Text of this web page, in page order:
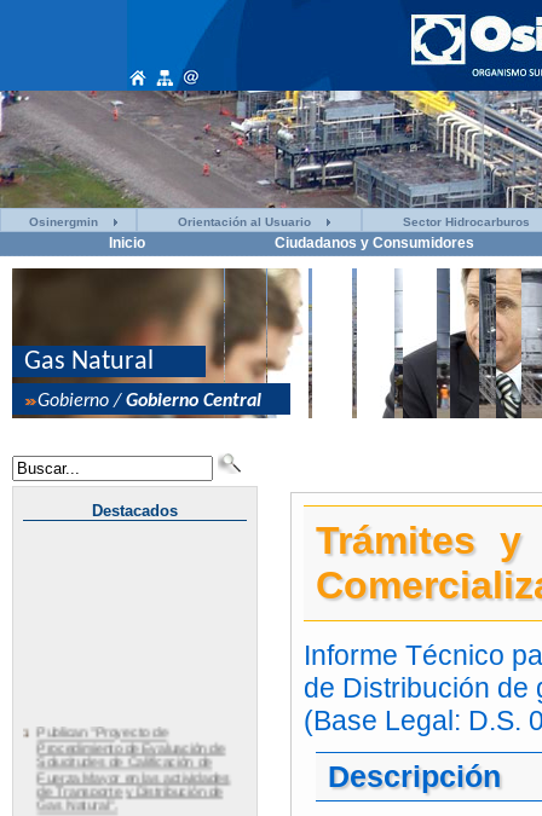
Osinergmin Orientación al Usuario Sector Hidrocarburos
Inicio Ciudadanos y Consumidores